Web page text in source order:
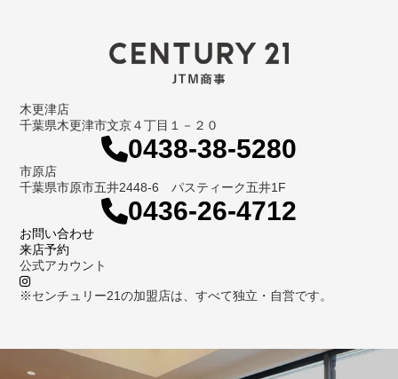
木更津店
千葉県木更津市文京４丁目１－２０
0438-38-5280
市原店
千葉県市原市五井2448-6 パスティーク五井1F
0436-26-4712
お問い合わせ
来店予約
公式アカウント
※センチュリー21の加盟店は、すべて独立・自営です。